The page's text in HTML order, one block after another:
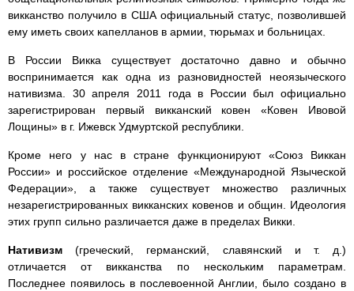
викканство получило в США официальный статус, позволившей
ему иметь своих капелланов в армии, тюрьмах и больницах.
В России Викка существует достаточно давно и обычно
воспринимается как одна из разновидностей неоязыческого
нативизма. 30 апреля 2011 года в России был официально
зарегистрирован первый викканский ковен «Ковен Ивовой
Лощины» в г. Ижевск Удмуртской республики.
Кроме него у нас в стране функционируют «Союз Виккан
России» и российское отделение «Международной Языческой
Федерации», а также существует множество различных
незарегистрированных викканских ковенов и общин. Идеология
этих групп сильно различается даже в пределах Викки.
Нативизм (греческий, германский, славянский и т. д.)
отличается от викканства по нескольким параметрам.
Последнее появилось в послевоенной Англии, было создано в